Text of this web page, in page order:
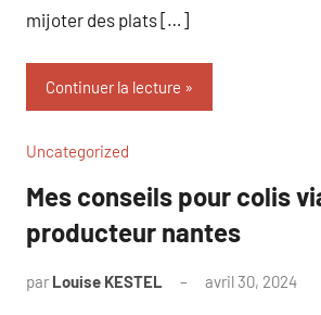
mijoter des plats […]
Continuer la lecture
Uncategorized
Mes conseils pour colis
producteur nantes
par Louise KESTEL avril 30, 2024